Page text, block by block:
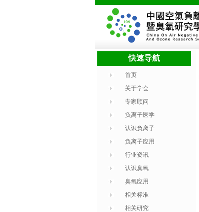
快速导航
首页
关于学会
专家顾问
负离子医学
认识负离子
负离子应用
行业资讯
认识臭氧
臭氧应用
相关标准
相关研究